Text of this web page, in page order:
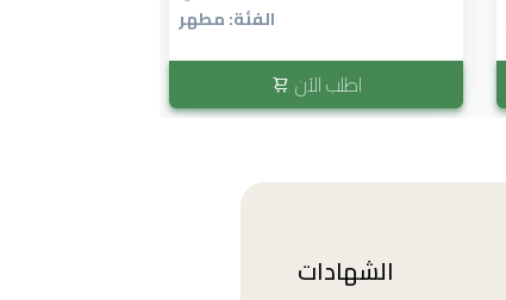
الفئة: مطهر
اطلب الآن
الشهادات